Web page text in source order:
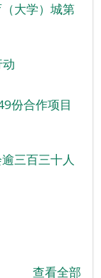
大学）城第
份合作项目
三百三十人
查看全部